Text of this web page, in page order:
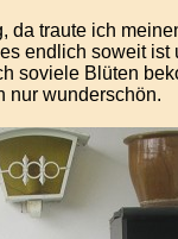
da traute ich
endlich soweit
soviele Blüten
nur wunderschön.